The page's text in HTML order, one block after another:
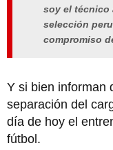
soy el técnico
selección
compromiso
Y si bien informan
separación del
día de hoy el
fútbol.